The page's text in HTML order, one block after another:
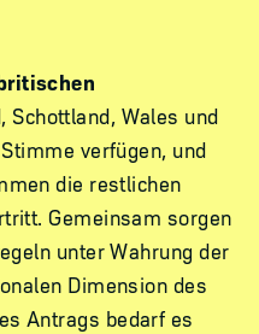
Schottland, Wales und
verfügen, und
die restlichen
Gemeinsam sorgen
unter Wahrung der
Dimension des
Antrags bedarf es